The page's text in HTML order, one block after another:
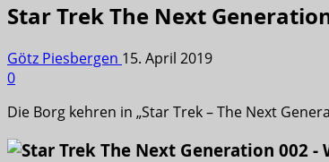
Star Trek The Next
Götz Piesbergen 15. April 2019
0
Die Borg kehren in „Star Trek – The Next